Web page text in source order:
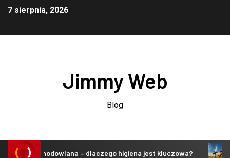
7 sierpnia, 2026
Jimmy Web
Blog
hodowlana – dlaczego higiena jest kluczowa?